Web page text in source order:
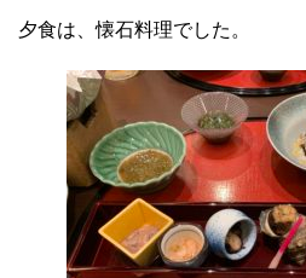
夕食は、懐石料理でした。